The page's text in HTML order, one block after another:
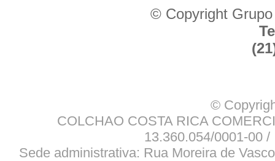
© Copyright
©
COLCHAO COSTA RICA
13.360.054/0001-00
Sede administrativa: Rua Moreira de